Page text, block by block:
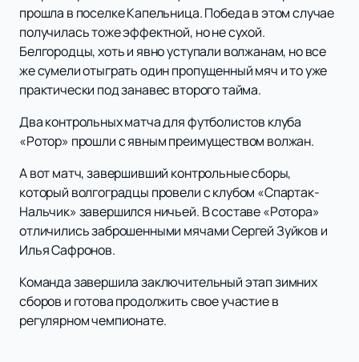
прошла в поселке Капельница. Победа в этом случае
получилась тоже эффектной, но не сухой.
Белгородцы, хоть и явно уступали волжанам, но все
же сумели отыграть один пропущенный мяч и то уже
практически под занавес второго тайма.
Два контрольных матча для футболистов клуба
«Ротор» прошли с явным преимуществом волжан.
А вот матч, завершивший контрольные сборы,
который волгоградцы провели с клубом «Спартак-
Нальчик» завершился ничьей. В составе «Ротора»
отличились заброшенными мячами Сергей Зуйков и
Илья Сафронов.
Команда завершила заключительный этап зимних
сборов и готова продолжить свое участие в
регулярном чемпионате.